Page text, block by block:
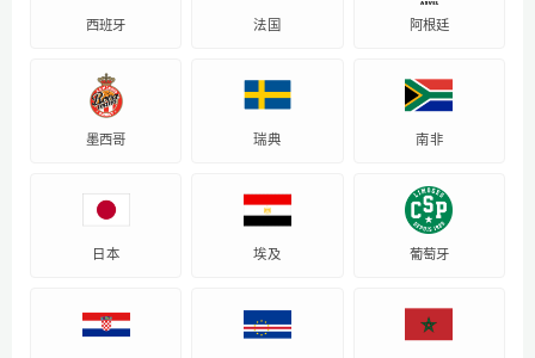
西班牙 法国 阿根廷
墨西哥 瑞典 南非
日本 埃及 葡萄牙